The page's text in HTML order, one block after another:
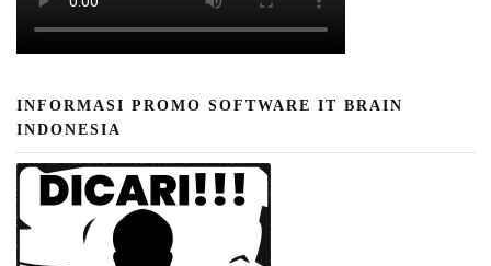
INFORMASI PROMO SOFTWARE IT BRAIN
INDONESIA